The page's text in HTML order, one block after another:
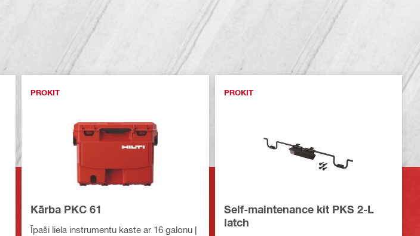
PROKIT
Kārba PKC 61
Īpaši liela instrumentu kaste ar 16 galonu |
PROKIT
Self-maintenance kit PKS 2-L
latch